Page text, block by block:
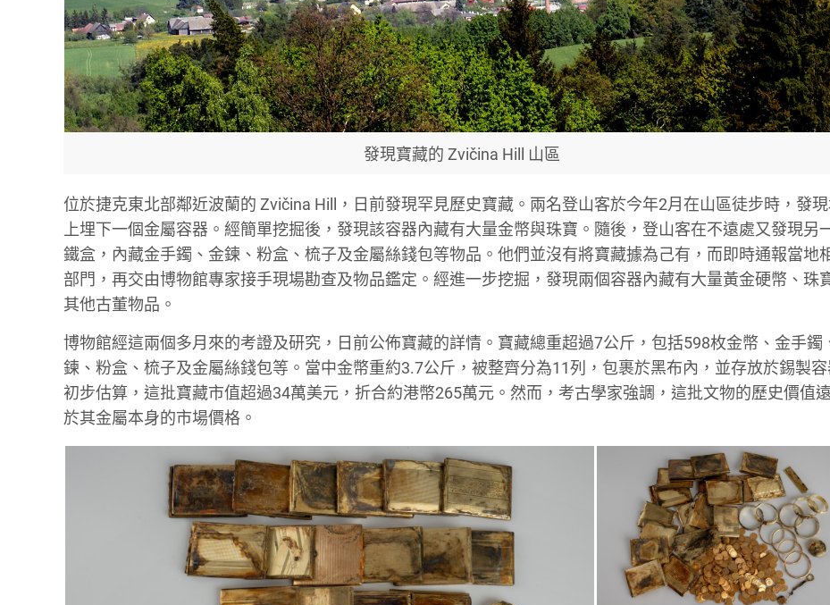
發現寶藏的 Zvičina Hill 山區
位於捷克東北部鄰近波蘭的 Zvičina Hill，日前發現罕見歷史寶藏。兩名登山客於今年2月在山區徒步時，發
上埋下一個金屬容器。經簡單挖掘後，發現該容器內藏有大量金幣與珠寶。隨後，登山客在不遠處又發現另
鐵盒，內藏金手鐲、金鍊、粉盒、梳子及金屬絲錢包等物品。他們並沒有將寶藏據為己有，而即時通報當地
部門，再交由博物館專家接手現場勘查及物品鑑定。經進一步挖掘，發現兩個容器內藏有大量黃金硬幣、珠
其他古董物品。
博物館經這兩個多月來的考證及研究，日前公佈寶藏的詳情。寶藏總重超過7公斤，包括598枚金幣、金手鐲
鍊、粉盒、梳子及金屬絲錢包等。當中金幣重約3.7公斤，被整齊分為11列，包裹於黑布內，並存放於錫製容
初步估算，這批寶藏市值超過34萬美元，折合約港幣265萬元。然而，考古學家強調，這批文物的歷史價值
於其金屬本身的市場價格。